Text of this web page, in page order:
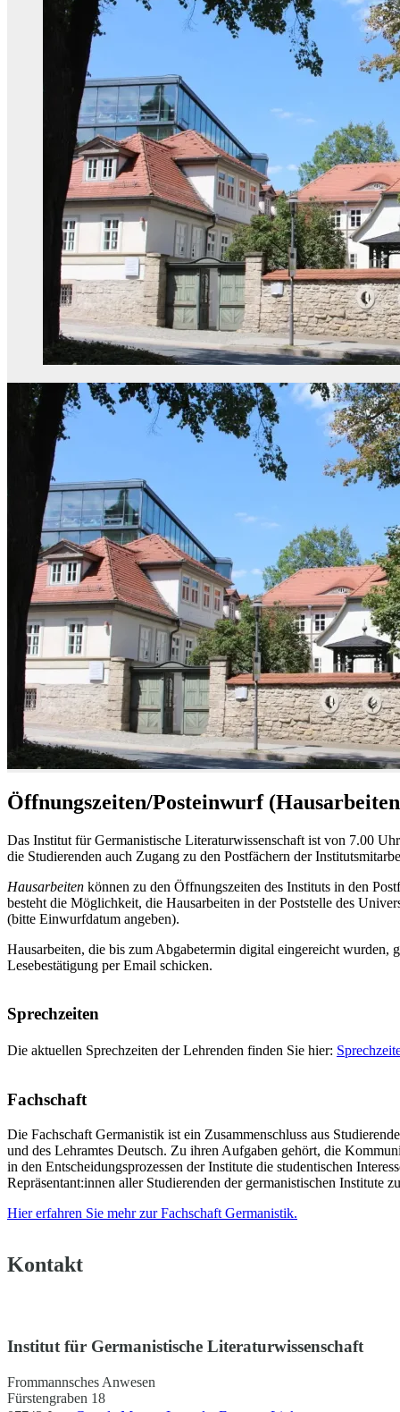
Öffnungszeiten/Posteinwurf
Das Institut für Germanistische Literaturwissenschaft ist von 7.00
die Studierenden auch Zugang zu den Postfächern der
Hausarbeiten können zu den Öffnungszeiten des Instituts in den
besteht die Möglichkeit, die Hausarbeiten in der Poststelle des
(bitte Einwurfdatum angeben).
Hausarbeiten, die bis zum Abgabetermin digital eingereicht wurden,
Lesebestätigung per Email schicken.
Sprechzeiten
Die aktuellen Sprechzeiten der Lehrenden finden Sie hier:
Fachschaft
Die Fachschaft Germanistik ist ein Zusammenschluss aus
und des Lehramtes Deutsch. Zu ihren Aufgaben gehört, die
in den Entscheidungsprozessen der Institute die studentischen
Repräsentant:innen aller Studierenden der germanistischen Institute
Hier erfahren Sie mehr zur Fachschaft Germanistik.
Kontakt
Institut für Germanistische Literaturwissenschaft
Frommannsches Anwesen
Fürstengraben 18